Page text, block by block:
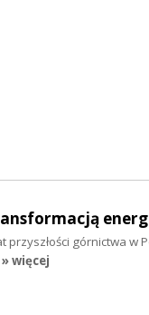
górnictwa w
» więcej